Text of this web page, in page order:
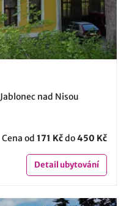
Jablonec nad Nisou
Cena od 171 Kčdo450 Kč
Detailubytování